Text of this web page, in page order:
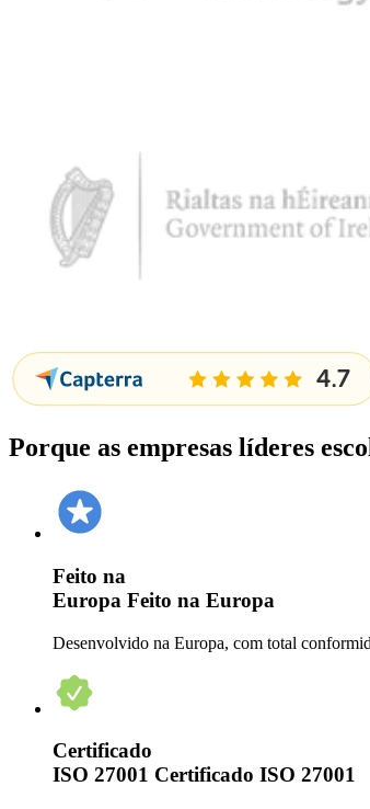
Porque as empresas líderes
Feito na
Europa Feito na Europa
Desenvolvido na Europa, com total
Certificado
ISO 27001 Certificado ISO 27001